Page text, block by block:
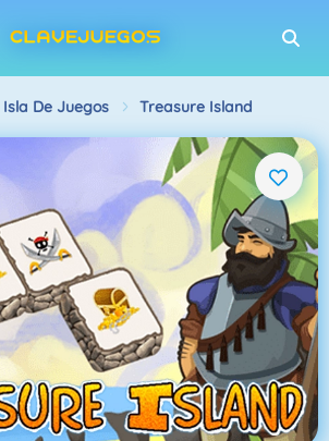
Isla De Juegos Treasure Island